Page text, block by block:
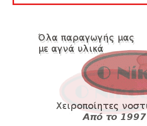
Στην AEΛ ο
Πανιώνιoς: Tο
φιλανθρωπικό τουρνουά
August 06, 2026
HEADLINES
Πανιώνια Εκπομπή:
συνεχίζουμε!
August 04, 2026